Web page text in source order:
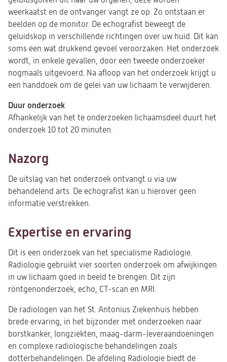
weerkaatst en de ontvanger vangt ze op. Zo ontstaan er
beelden op de monitor. De echografist beweegt de
geluidskop in verschillende richtingen over uw huid. Dit kan
soms een wat drukkend gevoel veroorzaken. Het onderzoek
wordt, in enkele gevallen, door een tweede onderzoeker
nogmaals uitgevoerd. Na afloop van het onderzoek krijgt u
een handdoek om de gelei van uw lichaam te verwijderen.
Duur onderzoek
Afhankelijk van het te onderzoeken lichaamsdeel duurt het
onderzoek 10 tot 20 minuten.
Nazorg
De uitslag van het onderzoek ontvangt u via uw
behandelend arts. De echografist kan u hierover geen
informatie verstrekken.
Expertise en ervaring
Dit is een onderzoek van het specialisme Radiologie.
Radiologie gebruikt vier soorten onderzoek om afwijkingen
in uw lichaam goed in beeld te brengen. Dit zijn
röntgenonderzoek, echo, CT-scan en MRI.
De radiologen van het St. Antonius Ziekenhuis hebben
brede ervaring, in het bijzonder met onderzoeken naar
borstkanker, longziekten, maag-darm-leveraandoeningen
en complexe radiologische behandelingen zoals
dotterbehandelingen. De afdeling Radiologie biedt de